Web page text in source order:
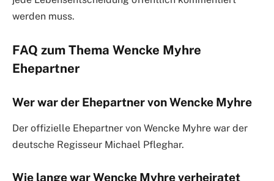
werden muss.
FAQ zum Thema Wencke Myhre
Ehepartner
Wer war der Ehepartner von Wencke Myhre
Der offizielle Ehepartner von Wencke Myhre war der
deutsche Regisseur Michael Pfleghar.
Wie lange war Wencke Myhre verheiratet